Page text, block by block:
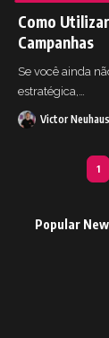
Como
Campanhas
Se você ainda
estratégica,
Victor
1
Popular